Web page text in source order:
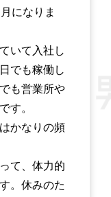
になりま
いて入社し
でも稼働し
も営業所や
す。
かなりの頻
て、体力的
。休みのた